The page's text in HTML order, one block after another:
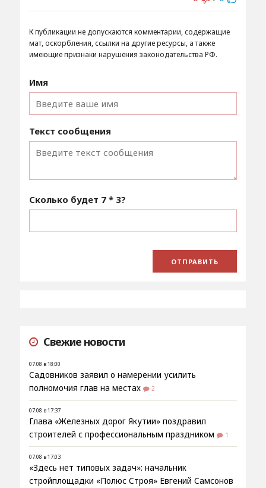
К публикации не допускаются комментарии, содержащие
мат, оскорбления, ссылки на другие ресурсы, а также
имеющие признаки нарушения законодательства РФ.
Имя
Текст сообщения
Сколько будет 7 * 3?
Свежие новости
07.08 в 18:00
Садовников заявил о намерении усилить
полномочия глав на местах
2
07.08 в 17:37
Глава «Железных дорог Якутии» поздравил
строителей с профессиональным праздником
1
07.08 в 17:03
«Здесь нет типовых задач»: начальник
стройплощадки «Полюс Строя» Евгений Самсонов